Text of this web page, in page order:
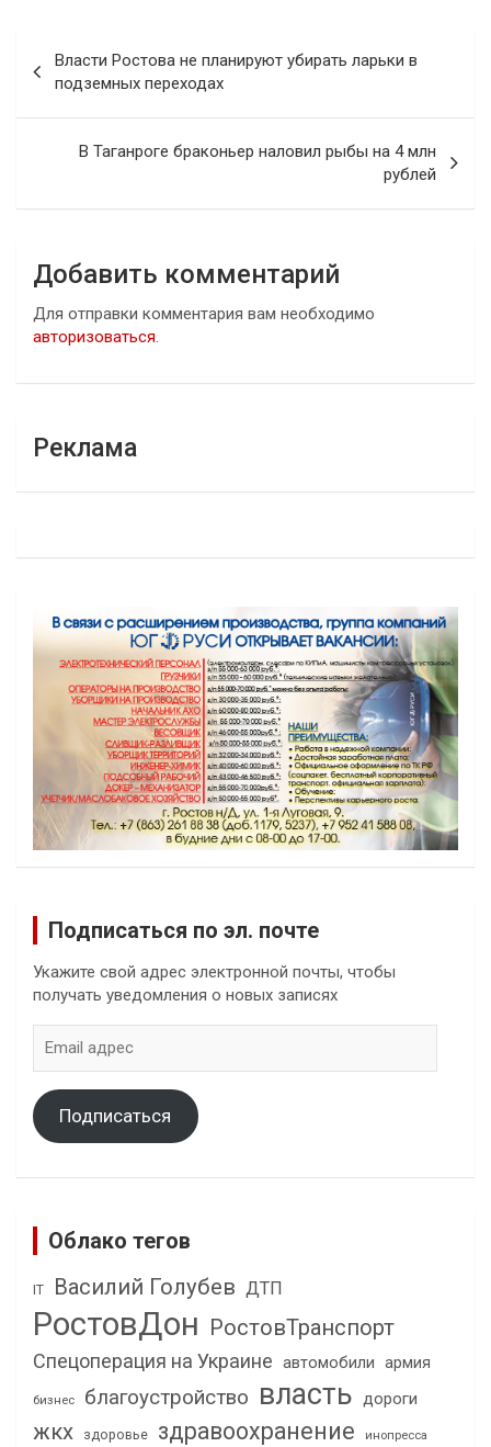
по
записям
Власти Ростова не планируют убирать ларьки в
подземных переходах
В Таганроге браконьер наловил рыбы на 4 млн
рублей
Добавить комментарий
Для отправки комментария вам необходимо
авторизоваться.
Реклама
Подписаться по эл. почте
Укажите свой адрес электронной почты, чтобы
получать уведомления о новых записях
адрес
Подписаться
Облако тегов
IT Василий Голубев ДТП
РостовДон РостовТранспорт
Спецоперация на Украине автомобили армия
бизнес благоустройство власть дороги
жкх здоровье здравоохранение инопресса